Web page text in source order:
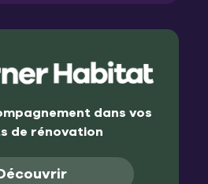
dans vos
de rénovation